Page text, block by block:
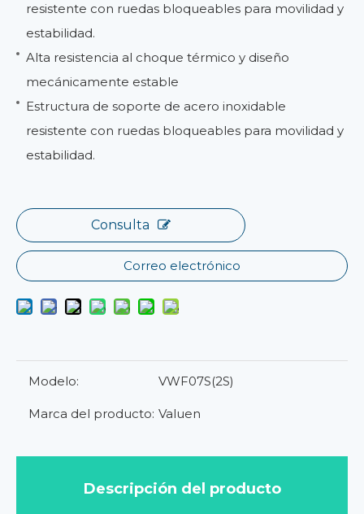
resistente con ruedas bloqueables para movilidad y
estabilidad.
Alta resistencia al choque térmico y diseño
mecánicamente estable
Estructura de soporte de acero inoxidable
resistente con ruedas bloqueables para movilidad y
estabilidad.
Consulta
Correo electrónico
Modelo: VWF07S(2S)
Marca del producto: Valuen
Descripción del producto